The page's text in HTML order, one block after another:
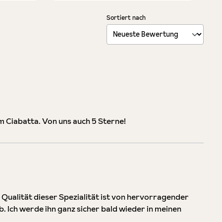
Sortiert nach
Von uns auch 5 Sterne!
Qualität dieser Spezialität ist von hervorragender
Ich werde ihn ganz sicher bald wieder in meinen